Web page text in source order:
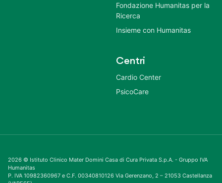
Fondazione Humanitas per la
Ricerca
Insieme con Humanitas
Centri
Cardio Center
PsicoCare
2026 © Istituto Clinico Mater Domini Casa di Cura Privata S.p.A. - Gruppo IVA
Humanitas
P. IVA 10982360967 e C.F. 00340810126 Via Gerenzano, 2 – 21053 Castellanza